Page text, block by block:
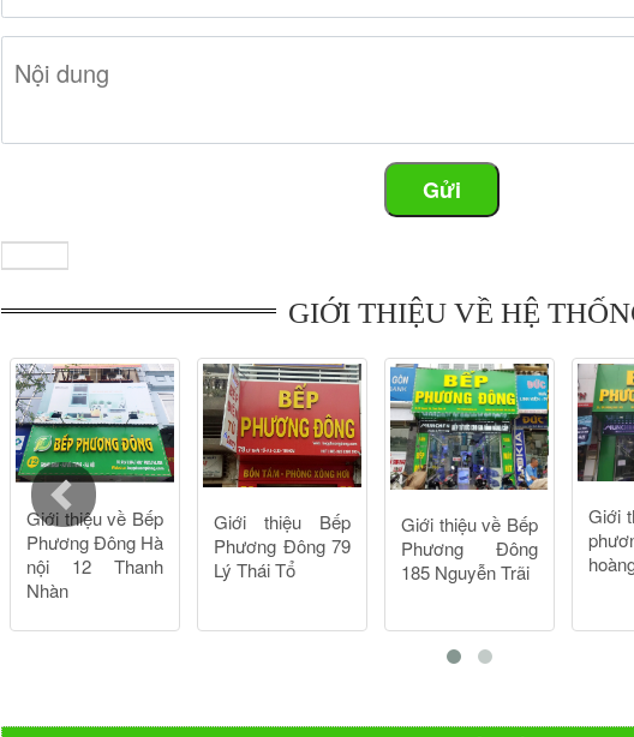
lượng hàng hóa và hưởng chính sách bảo hành tốt nhất.
Dịch vụ bảo hành, sau bán hàng tốt nhất
Vận chuyển, lắp đặt miễn phí
Gửi